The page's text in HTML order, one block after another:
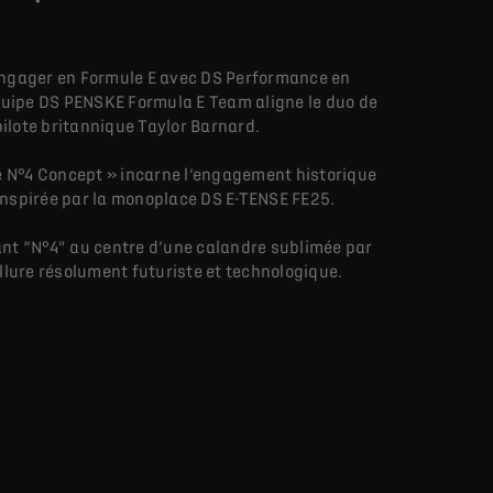
en Formule E avec DS Performance en
DS PENSKE Formula E Team aligne le duo de
britannique Taylor Barnard.
Concept » incarne l’engagement historique
par la monoplace DS E-TENSE FE25.
“N°4” au centre d’une calandre sublimée par
résolument futuriste et technologique.